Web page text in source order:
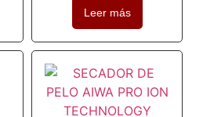
Leer más